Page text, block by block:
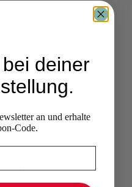
Classic
Gum
deiner
an und erhalte
Code.